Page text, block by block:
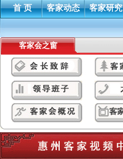
首 页 客家动态 客家研究
客家会之窗